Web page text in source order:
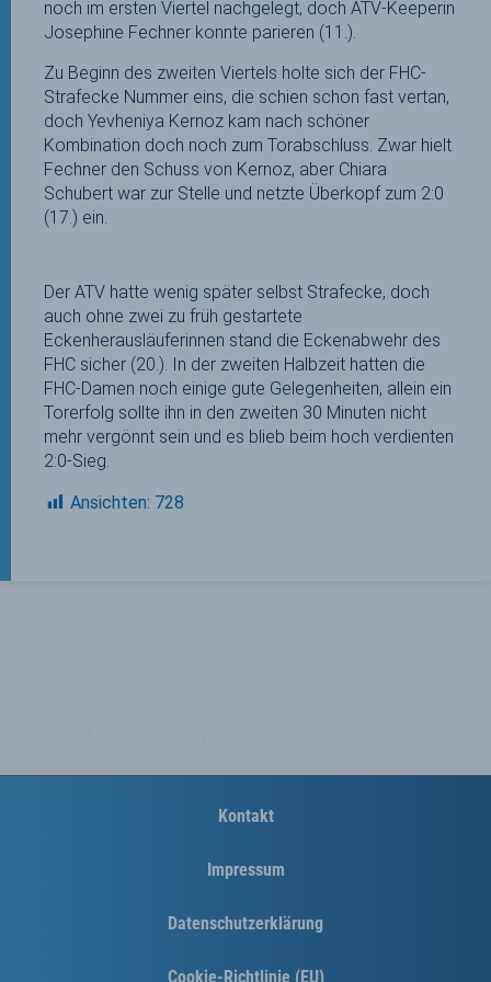
noch im ersten Viertel nachgelegt, doch ATV-Keeperin
Josephine Fechner konnte parieren (11.).
Zu Beginn des zweiten Viertels holte sich der FHC-
Strafecke Nummer eins, die schien schon fast vertan,
doch Yevheniya Kernoz kam nach schöner
Kombination doch noch zum Torabschluss. Zwar hielt
Fechner den Schuss von Kernoz, aber Chiara
Schubert war zur Stelle und netzte Überkopf zum 2:0
(17.) ein.
Der ATV hatte wenig später selbst Strafecke, doch
auch ohne zwei zu früh gestartete
Eckenherausläuferinnen stand die Eckenabwehr des
FHC sicher (20.). In der zweiten Halbzeit hatten die
FHC-Damen noch einige gute Gelegenheiten, allein ein
Torerfolg sollte ihn in den zweiten 30 Minuten nicht
mehr vergönnt sein und es blieb beim hoch verdienten
2:0-Sieg.
Ansichten: 728
Kontakt
Impressum
Datenschutzerklärung
Cookie-Richtlinie (EU)